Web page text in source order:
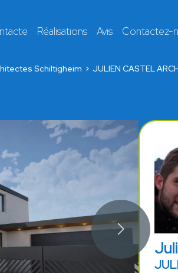
Réalisations Avis Contactez-
Schiltigheim JULIEN CASTEL